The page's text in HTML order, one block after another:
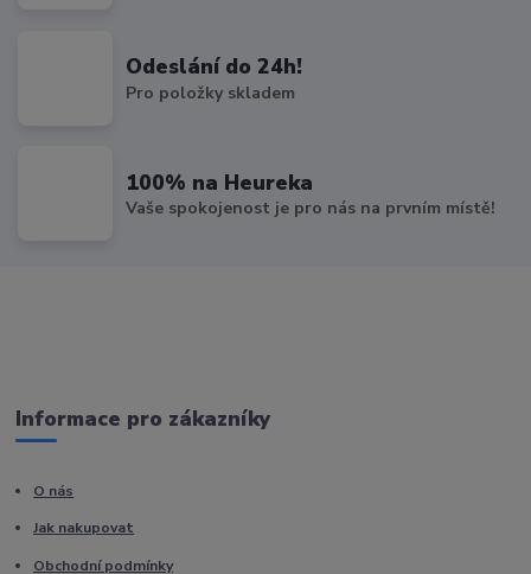
Odeslání do 24h!
Pro položky skladem
100% na Heureka
Vaše spokojenost je pro nás na prvním místě!
Informace pro zákazníky
O nás
Jak nakupovat
Obchodní podmínky